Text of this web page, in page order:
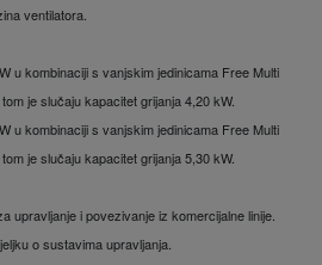
ventilatora.
u kombinaciji s vanjskim jedinicama Free Multi
je slučaju kapacitet grijanja 4,20 kW.
u kombinaciji s vanjskim jedinicama Free Multi
je slučaju kapacitet grijanja 5,30 kW.
upravljanje i povezivanje iz komercijalne linije.
o sustavima upravljanja.